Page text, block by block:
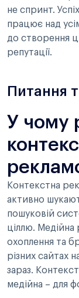
не спринт.
працює над
до створення
репутації.
Питання
У чому
Контекстна
активно
пошуковій
ціллю.
охоплення та
різних сайтах
зараз.
медійна – для